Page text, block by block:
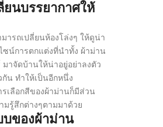
ยนบรรยากาศให้
ารถเปลี่ยนห้องโล่งๆ ให้ดูน่า
ซน์การตกแต่งที่นำทั้ง ผ้าม่าน
มาจัดบ้านให้น่าอยู่อย่าลงตัว
กัน ทำให้เป็นอีกหนึ่ง
เลือกสีของผ้าม่านก็มีส่วน
มรู้สึกต่างๆตามมาด้วย
บของผ้าม่าน